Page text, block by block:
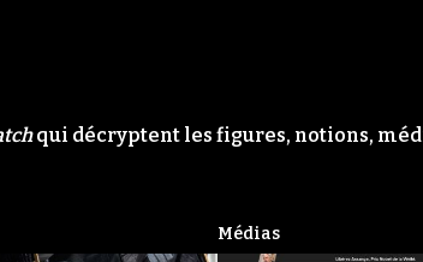
qui décryptent les figures, notions,
Médias